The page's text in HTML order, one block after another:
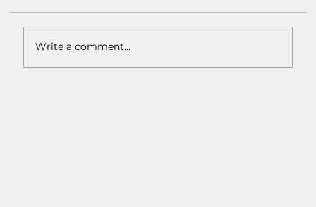
Write a comment...